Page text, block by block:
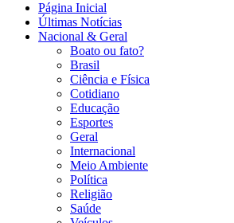
Página Inicial
Últimas Notícias
Nacional & Geral
Boato ou fato?
Brasil
Ciência e Física
Cotidiano
Educação
Esportes
Geral
Internacional
Meio Ambiente
Política
Religião
Saúde